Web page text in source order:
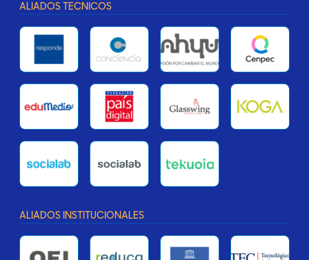
ALIADOS TECNICOS
ALIADOS INSTITUCIONALES